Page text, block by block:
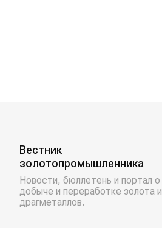
Вестник
золотопромышленника
Новости, бюллетень и портал о
добыче и переработке золота и
драгметаллов.